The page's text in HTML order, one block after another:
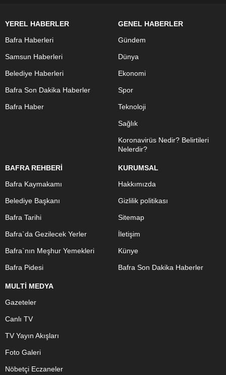
YEREL HABERLER
Bafra Haberleri
Samsun Haberleri
Belediye Haberleri
Bafra Son Dakika Haberler
Bafra Haber
GENEL HABERLER
Gündem
Dünya
Ekonomi
Spor
Teknoloji
Sağlık
Koronavirüs Nedir? Belirtileri
Nelerdir?
BAFRA REHBERİ
Bafra Kaymakamı
Belediye Başkanı
Bafra Tarihi
Bafra`da Gezilecek Yerler
Bafra`nın Meşhur Yemekleri
Bafra Pidesi
KURUMSAL
Hakkımızda
Gizlilik politikası
Sitemap
İletişim
Künye
Bafra Son Dakika Haberler
MULTİ MEDYA
Gazeteler
Canlı TV
TV Yayın Akışları
Foto Galeri
Nöbetçi Eczaneler